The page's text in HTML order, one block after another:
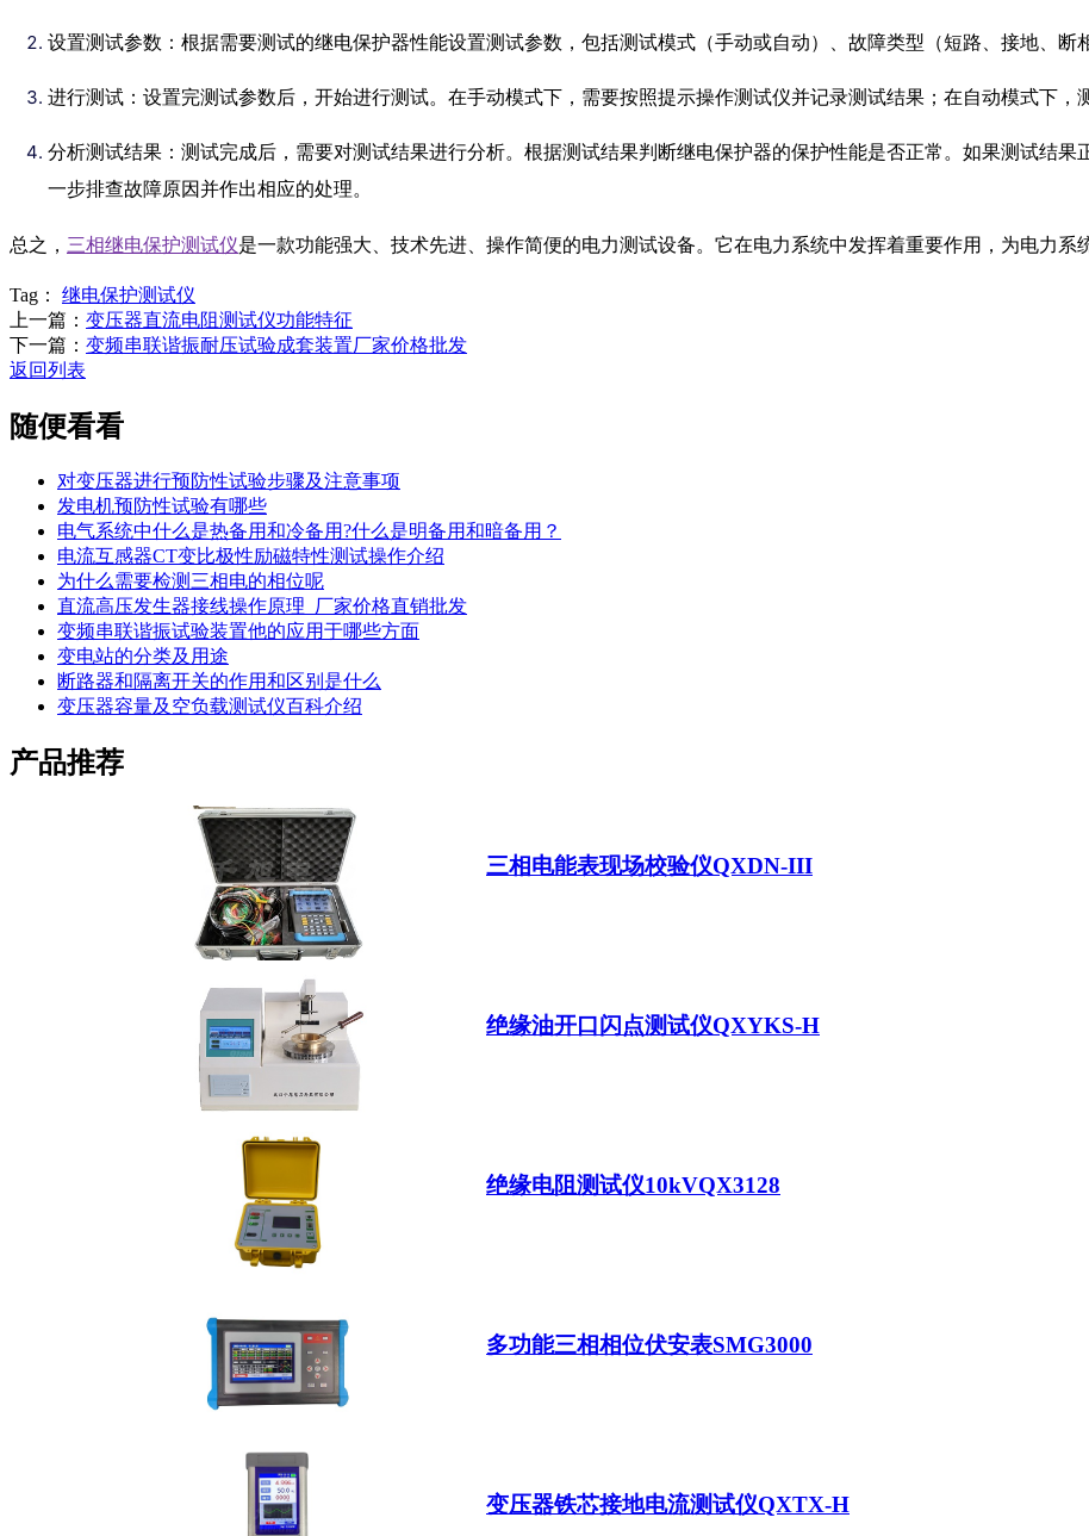
设置测试参数：根据需要测试的继电保护器性能设置测试参数，包括测试模式（手动或自动）、故障类型（短路、接地、断
进行测试：设置完测试参数后，开始进行测试。在手动模式下，需要按照提示操作测试仪并记录测试结果；在自动模式下，
分析测试结果：测试完成后，需要对测试结果进行分析。根据测试结果判断继电保护器的保护性能是否正常。如果测试结
一步排查故障原因并作出相应的处理。
总之， 三相继电保护测试仪是一款功能强大、技术先进、操作简便的电力测试设备。它在电力系统中发挥着重要作用，为电力系
Tag：
继电保护测试仪
上一篇： 变压器直流电阻测试仪功能特征
下一篇： 变频串联谐振耐压试验成套装置厂家价格批发
返回列表
随便看看
对变压器进行预防性试验步骤及注意事项
发电机预防性试验有哪些
电气系统中什么是热备用和冷备用?什么是明备用和暗备用？
电流互感器CT变比极性励磁特性测试操作介绍
为什么需要检测三相电的相位呢
直流高压发生器接线操作原理_厂家价格直销批发
变频串联谐振试验装置他的应用于哪些方面
变电站的分类及用途
断路器和隔离开关的作用和区别是什么
变压器容量及空负载测试仪百科介绍
产品推荐
三相电能表现场校验仪QXDN-III
绝缘油开口闪点测试仪QXYKS-H
绝缘电阻测试仪10kVQX3128
多功能三相相位伏安表SMG3000
变压器铁芯接地电流测试仪QXTX-H